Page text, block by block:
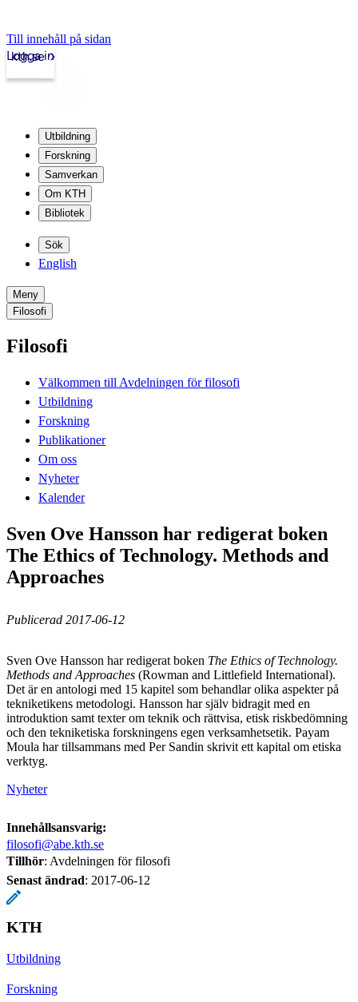
Till innehåll på sidan
kth.se
Logga in
Utbildning
Forskning
Samverkan
Om KTH
Bibliotek
Sök
English
Meny
Filosofi
Filosofi
Välkommen till Avdelningen för filosofi
Utbildning
Forskning
Publikationer
Om oss
Nyheter
Kalender
Sven Ove Hansson har redigerat boken
The Ethics of Technology. Methods and
Approaches
Publicerad 2017-06-12
Sven Ove Hansson har redigerat boken The Ethics of Technology.
Methods and Approaches (Rowman and Littlefield International).
Det är en antologi med 15 kapitel som behandlar olika aspekter på
tekniketikens metodologi. Hansson har själv bidragit med en
introduktion samt texter om teknik och rättvisa, etisk riskbedömning
och den tekniketiska forskningens egen verksamhetsetik. Payam
Moula har tillsammans med Per Sandin skrivit ett kapital om etiska
verktyg.
Nyheter
Innehållsansvarig:
filosofi@abe.kth.se
Tillhör: Avdelningen för filosofi
Senast ändrad: 2017-06-12
KTH
Utbildning
Forskning